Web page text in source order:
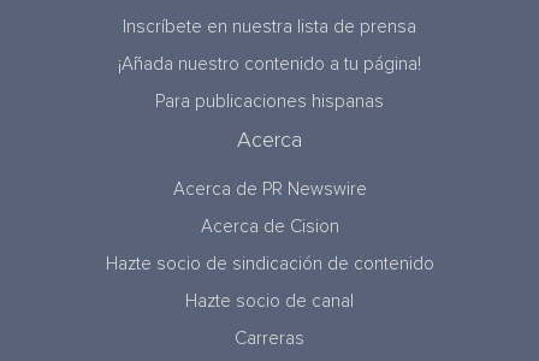
Inscríbete en nuestra lista de prensa
¡Añada nuestro contenido a tu página!
Para publicaciones hispanas
Acerca
Acerca de PR Newswire
Acerca de Cision
Hazte socio de sindicación de contenido
Hazte socio de canal
Carreras